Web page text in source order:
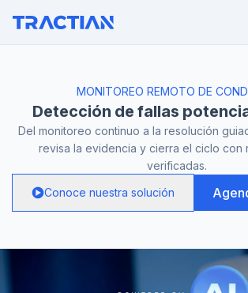
MONITOREO REMOTO DE
Detección de fallas
Del monitoreo continuo a la resolución
revisa la evidencia y cierra el ciclo con
verificadas.
Conoce nuestra solución